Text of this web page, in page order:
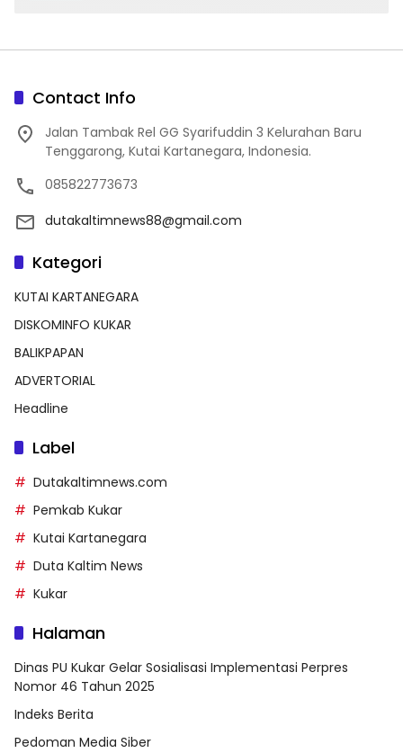
Contact Info
Jalan Tambak Rel GG Syarifuddin 3 Kelurahan Baru
Tenggarong, Kutai Kartanegara, Indonesia.
085822773673
dutakaltimnews88@gmail.com
Kategori
KUTAI KARTANEGARA
DISKOMINFO KUKAR
BALIKPAPAN
ADVERTORIAL
Headline
Label
Dutakaltimnews.com
Pemkab Kukar
Kutai Kartanegara
Duta Kaltim News
Kukar
Halaman
Dinas PU Kukar Gelar Sosialisasi Implementasi Perpres
Nomor 46 Tahun 2025
Indeks Berita
Pedoman Media Siber